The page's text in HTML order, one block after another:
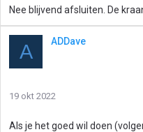
Nee blijvend afsluiten. De
A ADDave
19 okt 2022
Als je het goed wil doen